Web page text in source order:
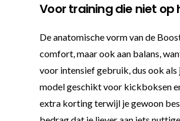
Voor training die niet
De anatomische vorm van de
comfort, maar ook aan balans,
voor intensief gebruik, dus ook
model geschikt voor kickboksen
extra korting terwijl je gewoon